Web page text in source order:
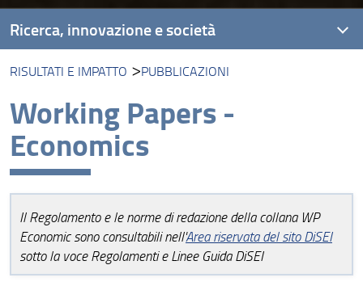
RISULTATI E IMPATTO PUBBLICAZIONI
Working Papers -
Economics
Il Regolamento e le norme di redazione della collana WP
Economic sono consultabili nell'Area riservata del sito DiSEI
sotto la voce Regolamenti e Linee Guida DiSEI
Ricerca, innovazione e società
Unità di ricerca
Laboratori di ricerca
Laboratori congiunti
Progetti di Ricerca
Risultati e impatto
Collabora con noi